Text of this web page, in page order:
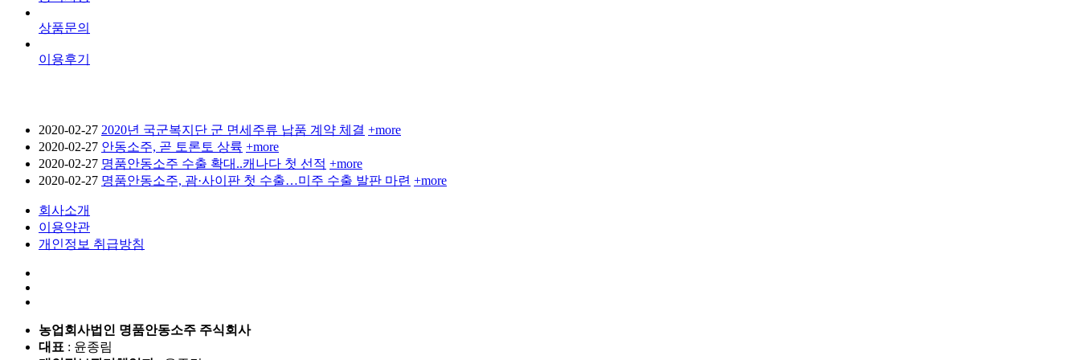
상품문의
이용후기
2020-02-27 2020년 국군복지단 군 면세주류 납품 계약 체결 +more
2020-02-27 안동소주, 곧 토론토 상륙 +more
2020-02-27 명품안동소주 수출 확대..캐나다 첫 선적 +more
2020-02-27 명품안동소주, 괌·사이판 첫 수출…미주 수출 발판 마련 +more
회사소개
이용약관
개인정보 취급방침
농업회사법인 명품안동소주 주식회사
대표 : 윤종림